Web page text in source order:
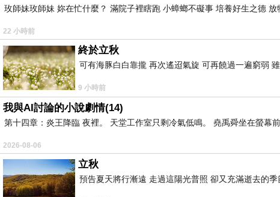
玫師妹玫師妹 妳在忙什麼？ 滿院子裡瞎跑 小蟑螂不礙事 培養好生之德
22 小時前
終於立秋
可有海豚白白靠攏 再次遙迢氣旋 可再饒過一遍窮弱
9 小時前
我與AI討論的小說劇情(14)
第十四章：炎王降臨 夜裡。 天堂工作室只剩冷氣低鳴。 堯禹舜坐在螢幕
2026-08-06
立秋
預告夏天將行漸遠 走過這陽光普照 卻又充滿逝去的